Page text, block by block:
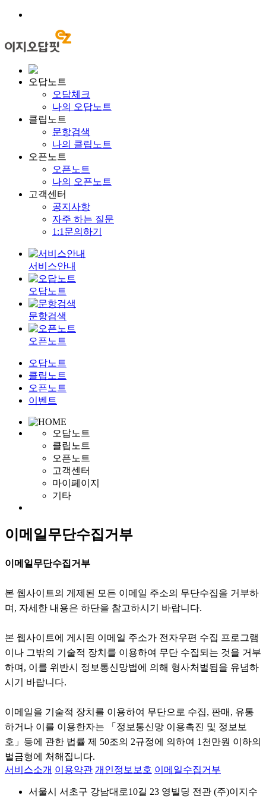
오답노트
오답체크
나의 오답노트
클립노트
문항검색
나의 클립노트
오픈노트
오픈노트
나의 오픈노트
고객센터
공지사항
자주 하는 질문
1:1문의하기
서비스안내
오답노트
문항검색
오픈노트
오답노트
클립노트
오픈노트
이벤트
오답노트
클립노트
오픈노트
고객센터
마이페이지
기타
이메일무단수집거부
이메일무단수집거부
본 웹사이트의 게제된 모든 이메일 주소의 무단수집을 거부하
며, 자세한 내용은 하단을 참고하시기 바랍니다.
본 웹사이트에 게시된 이메일 주소가 전자우편 수집 프로그램
이나 그밖의 기술적 장치를 이용하여 무단 수집되는 것을 거부
하며, 이를 위반시 정보통신망법에 의해 형사처벌됨을 유념하
시기 바랍니다.
이메일을 기술적 장치를 이용하여 무단으로 수집, 판매, 유통
하거나 이를 이용한자는 「정보통신망 이용촉진 및 정보보
호」등에 관한 법률 제 50조의 2규정에 의하여 1천만원 이하의
벌금형에 처해집니다.
서비스소개 이용약관 개인정보보호 이메일수집거부
서울시 서초구 강남대로10길 23 영빌딩 전관 (주)이지수